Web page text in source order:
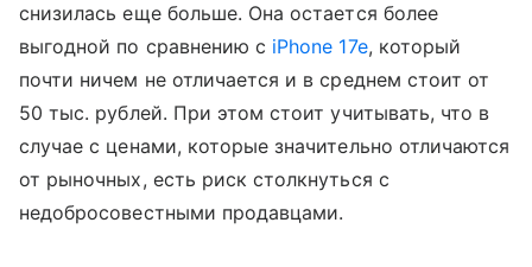
снизилась еще больше. Она остается более
выгодной по сравнению с iPhone 17e, который
почти ничем не отличается и в среднем стоит от
50 тыс. рублей. При этом стоит учитывать, что в
случае с ценами, которые значительно отличаются
от рыночных, есть риск столкнуться с
недобросовестными продавцами.